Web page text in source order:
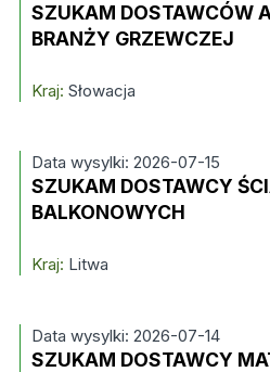
SZUKAM DOSTAWCÓW
BRANŻY GRZEWCZEJ
Kraj: Słowacja
Data wysylki: 2026-07-15
SZUKAM DOSTAWCY
BALKONOWYCH
Kraj: Litwa
Data wysylki: 2026-07-14
SZUKAM DOSTAWCY